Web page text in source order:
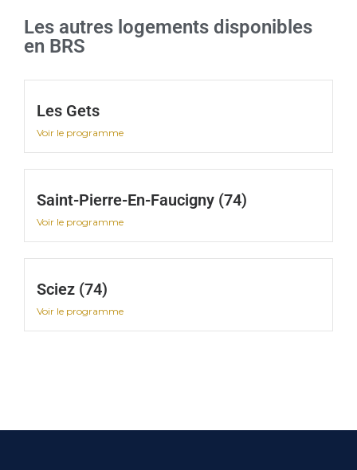
Les autres logements disponibles
en BRS
Les Gets
Voir le programme
Saint-Pierre-En-Faucigny (74)
Voir le programme
Sciez (74)
Voir le programme